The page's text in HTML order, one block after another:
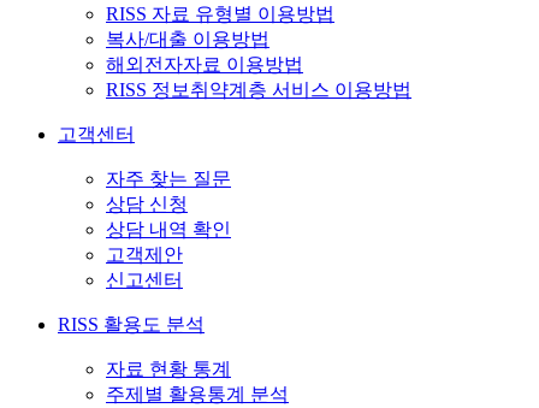
RISS 자료 유형별 이용방법
복사/대출 이용방법
해외전자자료 이용방법
RISS 정보취약계층 서비스 이용방법
고객센터
자주 찾는 질문
상담 신청
상담 내역 확인
고객제안
신고센터
RISS 활용도 분석
자료 현황 통계
주제별 활용통계 분석